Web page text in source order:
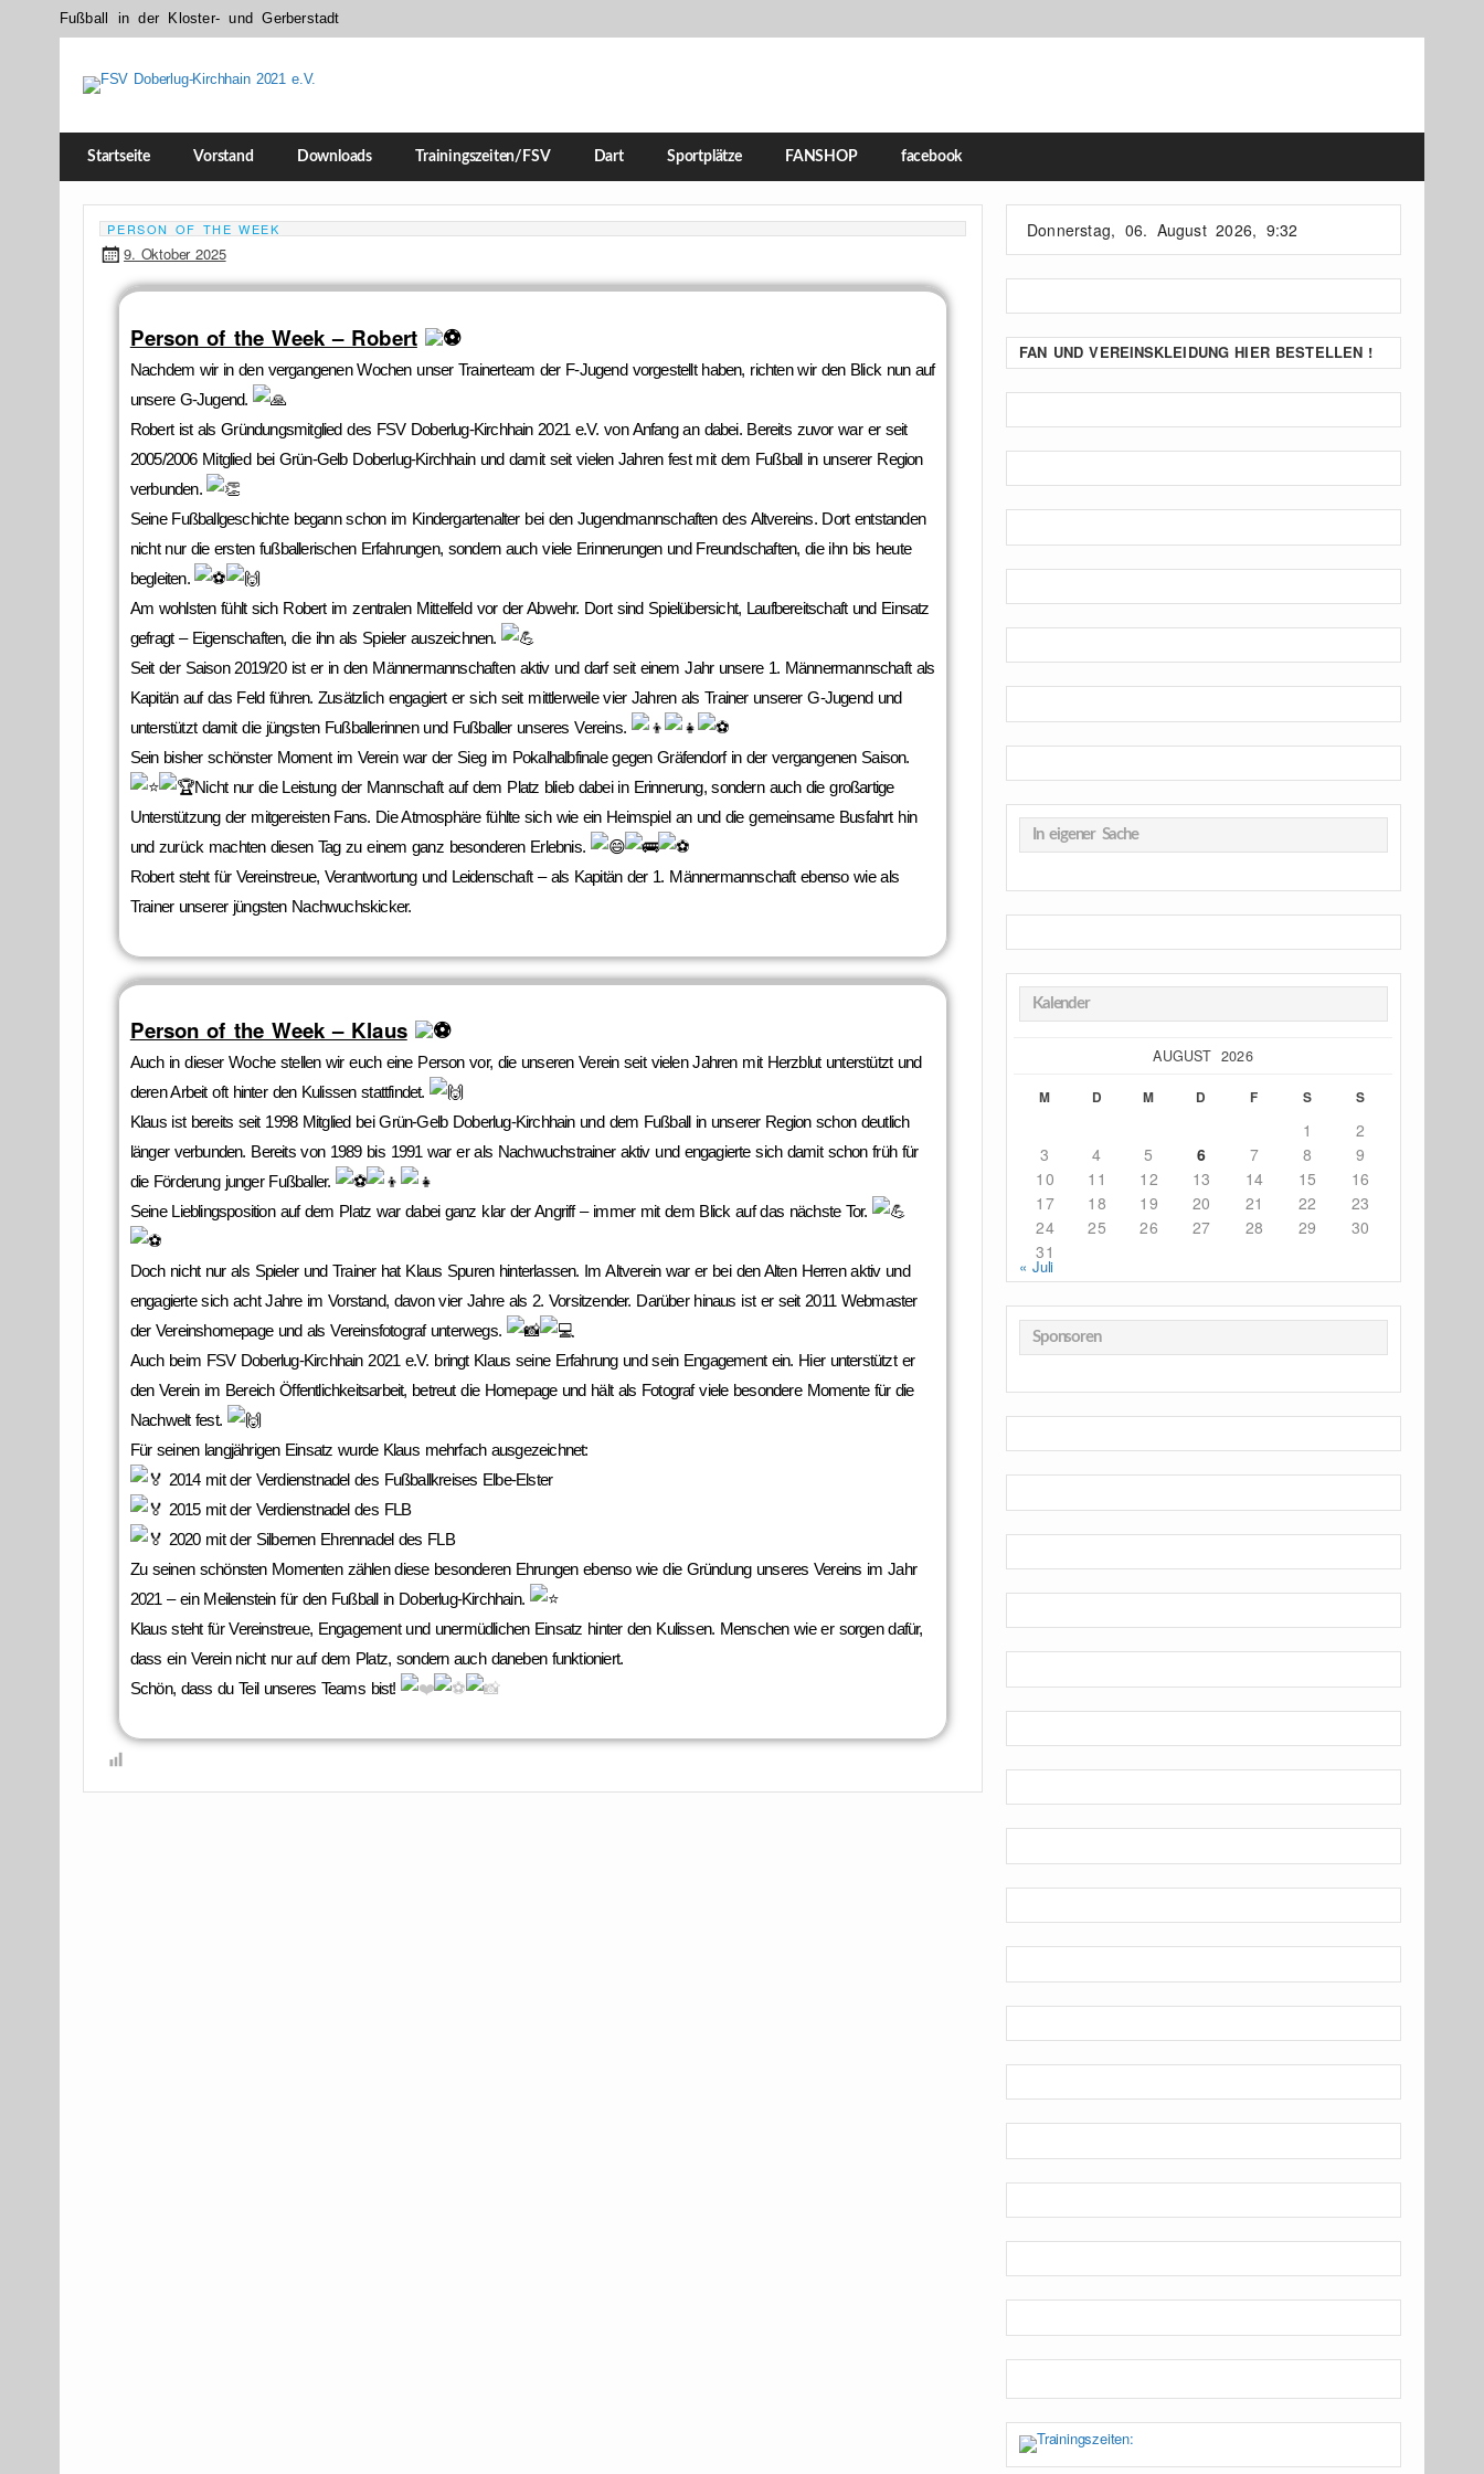
Fußball in der Kloster- und Gerberstadt
FSV Doberlug-Kirchhain 2021 e.V.
Startseite Vorstand Downloads Trainingszeiten/FSV Dart Sportplätze FANSHOP facebook
PERSON OF THE WEEK
9. Oktober 2025
Person of the Week – Robert
Nachdem wir in den vergangenen Wochen unser Trainerteam der F-Jugend vorgestellt haben, richten wir den Blick nun auf
unsere G-Jugend.
Robert ist als Gründungsmitglied des FSV Doberlug-Kirchhain 2021 e.V. von Anfang an dabei. Bereits zuvor war er seit
2005/2006 Mitglied bei Grün-Gelb Doberlug-Kirchhain und damit seit vielen Jahren fest mit dem Fußball in unserer Region
verbunden.
Seine Fußballgeschichte begann schon im Kindergartenalter bei den Jugendmannschaften des Altvereins. Dort entstanden
nicht nur die ersten fußballerischen Erfahrungen, sondern auch viele Erinnerungen und Freundschaften, die ihn bis heute
begleiten.
Am wohlsten fühlt sich Robert im zentralen Mittelfeld vor der Abwehr. Dort sind Spielübersicht, Laufbereitschaft und Einsatz
gefragt – Eigenschaften, die ihn als Spieler auszeichnen.
Seit der Saison 2019/20 ist er in den Männermannschaften aktiv und darf seit einem Jahr unsere 1. Männermannschaft als
Kapitän auf das Feld führen. Zusätzlich engagiert er sich seit mittlerweile vier Jahren als Trainer unserer G-Jugend und
unterstützt damit die jüngsten Fußballerinnen und Fußballer unseres Vereins.
Sein bisher schönster Moment im Verein war der Sieg im Pokalhalbfinale gegen Gräfendorf in der vergangenen Saison.
Nicht nur die Leistung der Mannschaft auf dem Platz blieb dabei in Erinnerung, sondern auch die großartige
Unterstützung der mitgereisten Fans. Die Atmosphäre fühlte sich wie ein Heimspiel an und die gemeinsame Busfahrt hin
und zurück machten diesen Tag zu einem ganz besonderen Erlebnis.
Robert steht für Vereinstreue, Verantwortung und Leidenschaft – als Kapitän der 1. Männermannschaft ebenso wie als
Trainer unserer jüngsten Nachwuchskicker.
Person of the Week – Klaus
Auch in dieser Woche stellen wir euch eine Person vor, die unseren Verein seit vielen Jahren mit Herzblut unterstützt und
deren Arbeit oft hinter den Kulissen stattfindet.
Klaus ist bereits seit 1998 Mitglied bei Grün-Gelb Doberlug-Kirchhain und dem Fußball in unserer Region schon deutlich
länger verbunden. Bereits von 1989 bis 1991 war er als Nachwuchstrainer aktiv und engagierte sich damit schon früh für
die Förderung junger Fußballer.
Seine Lieblingsposition auf dem Platz war dabei ganz klar der Angriff – immer mit dem Blick auf das nächste Tor.
Doch nicht nur als Spieler und Trainer hat Klaus Spuren hinterlassen. Im Altverein war er bei den Alten Herren aktiv und
engagierte sich acht Jahre im Vorstand, davon vier Jahre als 2. Vorsitzender. Darüber hinaus ist er seit 2011 Webmaster
der Vereinshomepage und als Vereinsfotograf unterwegs.
Auch beim FSV Doberlug-Kirchhain 2021 e.V. bringt Klaus seine Erfahrung und sein Engagement ein. Hier unterstützt er
den Verein im Bereich Öffentlichkeitsarbeit, betreut die Homepage und hält als Fotograf viele besondere Momente für die
Nachwelt fest.
Für seinen langjährigen Einsatz wurde Klaus mehrfach ausgezeichnet:
2014 mit der Verdienstnadel des Fußballkreises Elbe-Elster
2015 mit der Verdienstnadel des FLB
2020 mit der Silbernen Ehrennadel des FLB
Zu seinen schönsten Momenten zählen diese besonderen Ehrungen ebenso wie die Gründung unseres Vereins im Jahr
2021 – ein Meilenstein für den Fußball in Doberlug-Kirchhain.
Klaus steht für Vereinstreue, Engagement und unermüdlichen Einsatz hinter den Kulissen. Menschen wie er sorgen dafür,
dass ein Verein nicht nur auf dem Platz, sondern auch daneben funktioniert.
Schön, dass du Teil unseres Teams bist!
Donnerstag, 06. August 2026, 9:32
FAN UND VEREINSKLEIDUNG HIER BESTELLEN !
In eigener Sache
Kalender
AUGUST 2026
M D M D F S S
1
2
3
4 5 6 7 8
9
10
11 12 13 14 15
16
17
18 19 20 21 22
23
24
25 26 27 28 29
30
31
« Juli
Sponsoren